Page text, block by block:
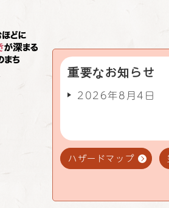
重要なお知らせ
2026年8月4日
ハザードマップ